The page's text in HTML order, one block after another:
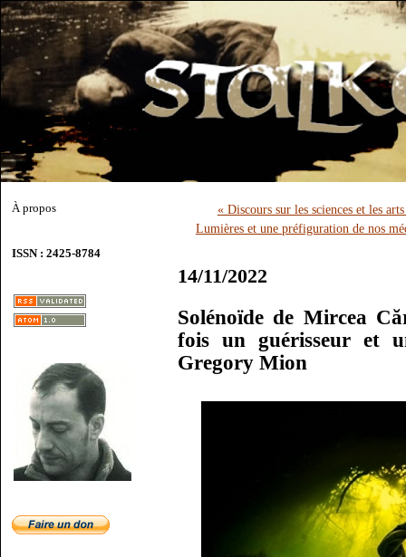
À propos
ISSN : 2425-8784
« Discours sur les sciences et les
Lumières et une préfiguration de nos
14/11/2022
Solénoïde de Mircea
fois un guérisseur et
Gregory Mion